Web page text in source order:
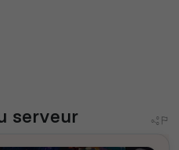
serveur